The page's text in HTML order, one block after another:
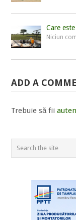
Care
Niciun
ADD A
Trebuie să fii